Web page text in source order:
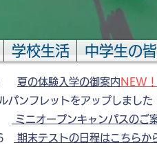
学校生活 中学生の
夏の体験入学の御案内 NEW！
パンフレットをアップしました
ミニオープンキャンパスのご
期末テストの日程はこちらか